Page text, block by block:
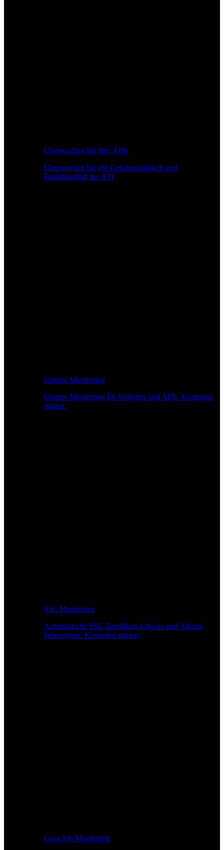
Überwachen Sie Ihre APIs
Überwachen Sie die Geschwindigkeit und
Funktionalität der API
Uptime Monitoring
Uptime Monitoring für Websites und APIs. Kostenlos
starten.
SSL Monitoring
Automatische SSL-Zertifikats-Checks und Ablauf-
Warnungen. Kostenlos starten.
Cron Job Monitoring